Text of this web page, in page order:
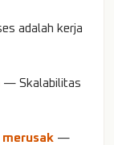
adalah kerja
— Skalabilitas
—